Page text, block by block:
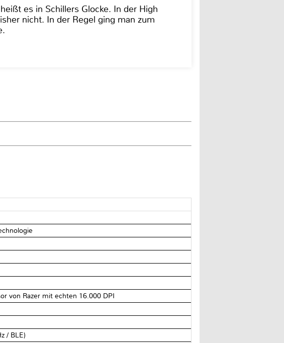
es in Schillers Glocke. In der High
nicht. In der Regel ging man zum
von Razer mit echten 16.000 DPI
/ BLE)